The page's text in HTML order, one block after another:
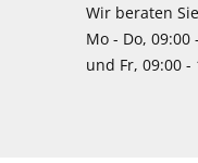
Wir beraten
Mo - Do, 09:00
und Fr, 09:00 -